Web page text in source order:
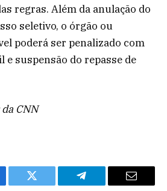
regras. Além da anulação do
seletivo, o órgão ou
poderá ser penalizado com
e suspensão do repasse de
CNN
Twitter Telegram Email